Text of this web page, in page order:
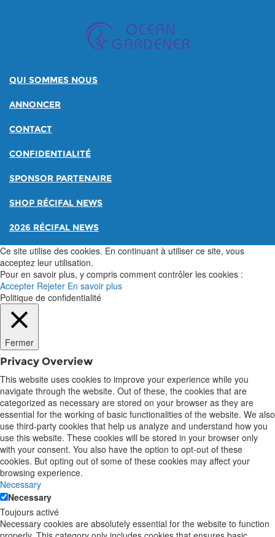
QUI SOMMES NOUS
ANNONCER
CONTACT
CONFIDENTIALITÉ
SPONSOR PARTENAIRE
SHOP RÉCIFAL NEWS
2026 RÉCIFAL NEWS
Ce site utilise des cookies. En continuant à utiliser ce site, vous
acceptez leur utilisation.
Pour en savoir plus, y compris comment contrôler les cookies :
Accepter Rejeter En savoir plus
Politique de confidentialité
Fermer
Privacy Overview
This website uses cookies to improve your experience while you
navigate through the website. Out of these, the cookies that are
categorized as necessary are stored on your browser as they are
essential for the working of basic functionalities of the website. We also
use third-party cookies that help us analyze and understand how you
use this website. These cookies will be stored in your browser only
with your consent. You also have the option to opt-out of these
cookies. But opting out of some of these cookies may affect your
browsing experience.
Necessary
Necessary
Toujours activé
Necessary cookies are absolutely essential for the website to function